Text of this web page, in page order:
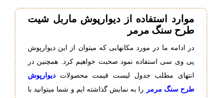
موارد استفاده از دیوارپوش ماربل شیت
طرح سنگ مرمر
در ادامه ما در مورد مکانهایی که میتوان از این دیوارپوش
پی وی سی استفاده نمود صحبت خواهیم کرد. همچنین در
انتهای مطلب جدول لیست قیمت محصولات دیوارپوش
طرح سنگ مرمر
را به نمایش گذاشته ایم و شما میتوانید با